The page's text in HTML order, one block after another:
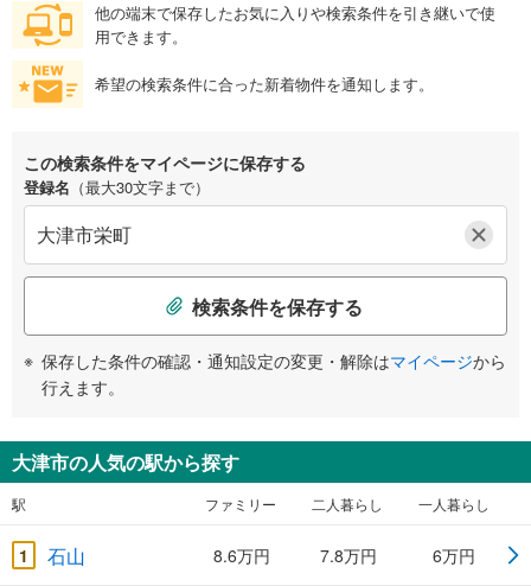
他の端末で保存したお気に入りや検索条件を引き継いで使
用できます。
希望の検索条件に合った新着物件を通知します。
この検索条件をマイページに保存する
登録名 （最大30文字まで）
検索条件を保存する
保存した条件の確認・通知設定の変更・解除はマイページから
行えます。
大津市の人気の駅から探す
駅 ファミリー 二人暮らし 一人暮らし
1 石山 8.6万円 7.8万円 6万円